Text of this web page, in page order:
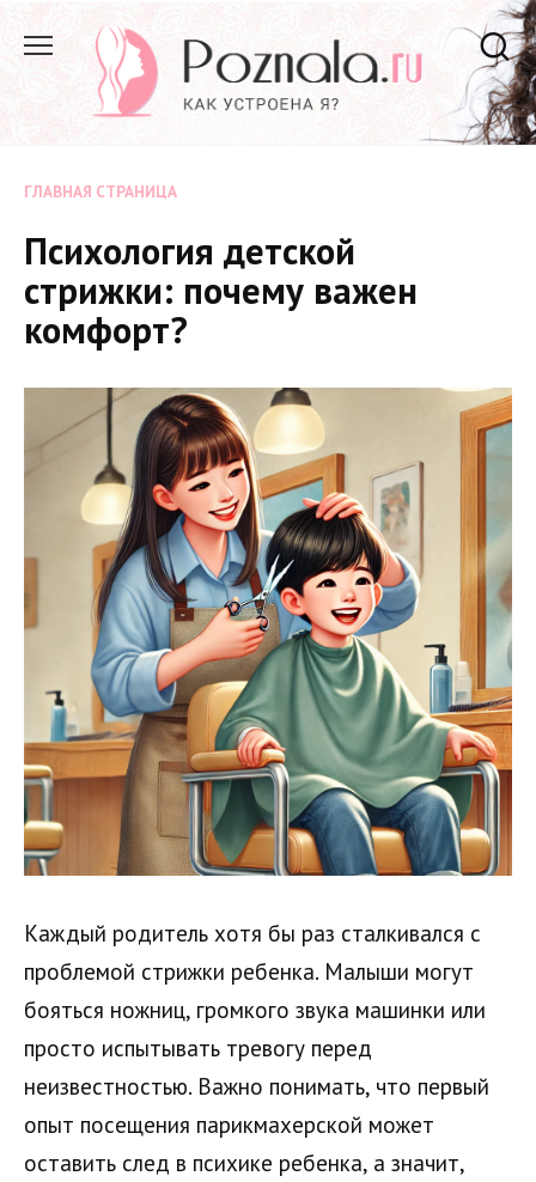
содержанию
ГЛАВНАЯ СТРАНИЦА
Психология детской
стрижки: почему важен
комфорт?
Каждый родитель хотя бы раз сталкивался с
проблемой стрижки ребенка. Малыши могут
бояться ножниц, громкого звука машинки или
просто испытывать тревогу перед
неизвестностью. Важно понимать, что первый
опыт посещения парикмахерской может
оставить след в психике ребенка, а значит,